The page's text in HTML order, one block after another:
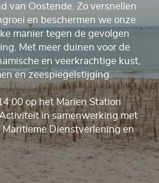
van Oostende. Zo versnellen
en beschermen we onze
manier tegen de gevolgen
Met meer duinen voor de
en veerkrachtige kust,
en zeespiegelstijging.
op het Marien Station
in samenwerking met
Dienstverlening en